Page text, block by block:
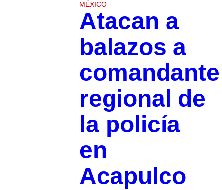
MÉXICO
Atacan a
balazos a
comandante
regional de
la policía
en
Acapulco